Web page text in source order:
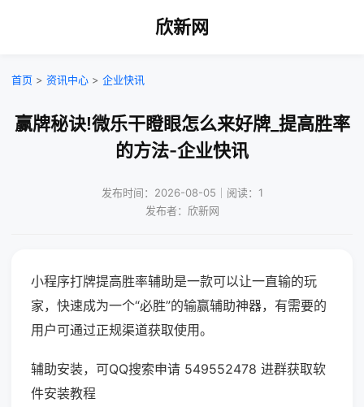
欣新网
首页 > 资讯中心 > 企业快讯
赢牌秘诀!微乐干瞪眼怎么来好牌_提高胜率
的方法-企业快讯
发布时间：2026-08-05｜阅读：1
发布者：欣新网
小程序打牌提高胜率辅助是一款可以让一直输的玩
家，快速成为一个“必胜”的输赢辅助神器，有需要的
用户可通过正规渠道获取使用。
辅助安装，可QQ搜索申请 549552478 进群获取软
件安装教程